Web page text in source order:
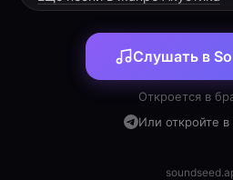
Даже если небо станет
И затихнут шумные дворы,
Этот голос, временем
Слушать в
Откроется в
Или откройте в